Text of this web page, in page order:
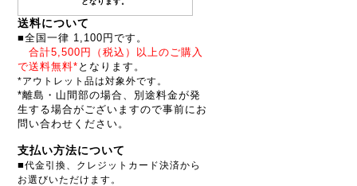
となります。
送料について
■全国一律 1,100円です。
合計5,500円（税込）以上のご購入
で送料無料* となります。
*アウトレット品は対象外です。
*離島・山間部の場合、別途料金が発
生する場合がございますので事前にお
問い合わせください。
支払い方法について
■代金引換、クレジットカード決済から
お選びいただけます。